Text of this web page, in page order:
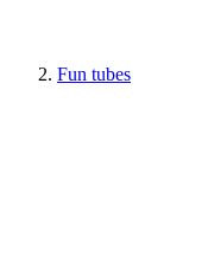
Fun tubes